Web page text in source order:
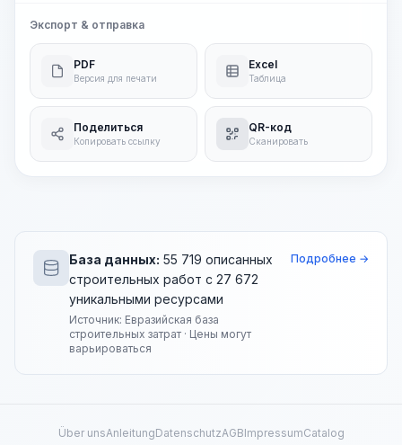
Экспорт & отправка
PDF
Версия для печати
Excel
Таблица
Поделиться
Копировать ссылку
QR-код
Сканировать
База данных: 55 719 описанных
строительных работ с 27 672
уникальными ресурсами
Источник: Евразийская база
строительных затрат · Цены могут
варьироваться
Подробнее →
Über unsAnleitungDatenschutzAGBImpressumCatalog